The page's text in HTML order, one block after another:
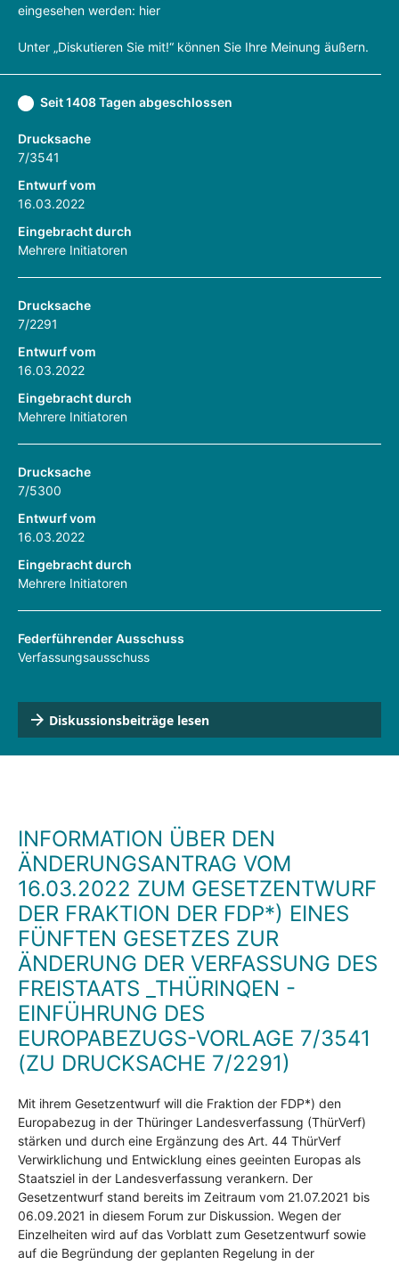
eingesehen werden: hier
Unter „Diskutieren Sie mit!“ können Sie Ihre Meinung äußern.
Seit 1408 Tagen abgeschlossen
Drucksache
7/3541
Entwurf vom
16.03.2022
Eingebracht durch
Mehrere Initiatoren
Drucksache
7/2291
Entwurf vom
16.03.2022
Eingebracht durch
Mehrere Initiatoren
Drucksache
7/5300
Entwurf vom
16.03.2022
Eingebracht durch
Mehrere Initiatoren
Federführender Ausschuss
Verfassungsausschuss
Diskussionsbeiträge lesen
INFORMATION ÜBER DEN
ÄNDERUNGSANTRAG VOM
16.03.2022 ZUM GESETZENTWURF
DER FRAKTION DER FDP*) EINES
FÜNFTEN GESETZES ZUR
ÄNDERUNG DER VERFASSUNG DES
FREISTAATS _THÜRINQEN -
EINFÜHRUNG DES
EUROPABEZUGS-VORLAGE 7/3541
(ZU DRUCKSACHE 7/2291)
Mit ihrem Gesetzentwurf will die Fraktion der FDP*) den
Europabezug in der Thüringer Landesverfassung (ThürVerf)
stärken und durch eine Ergänzung des Art. 44 ThürVerf
Verwirklichung und Entwicklung eines geeinten Europas als
Staatsziel in der Landesverfassung verankern. Der
Gesetzentwurf stand bereits im Zeitraum vom 21.07.2021 bis
06.09.2021 in diesem Forum zur Diskussion. Wegen der
Einzelheiten wird auf das Vorblatt zum Gesetzentwurf sowie
auf die Begründung der geplanten Regelung in der